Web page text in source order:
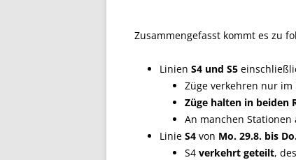
Zusammengefasst kommt es zu
Linien S4 und S5
Züge verkehren nur im
Züge halten in beiden
An manchen
Linie S4 von Mo. 29.8. bis
S4 verkehrt geteilt,